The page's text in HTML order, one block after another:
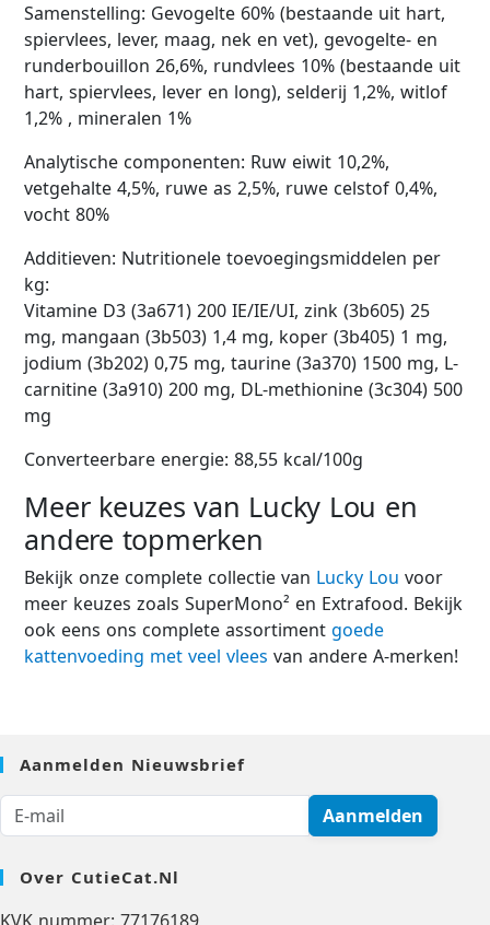
Samenstelling: Gevogelte 60% (bestaande uit hart,
spiervlees, lever, maag, nek en vet), gevogelte- en
runderbouillon 26,6%, rundvlees 10% (bestaande uit
hart, spiervlees, lever en long), selderij 1,2%, witlof
1,2% , mineralen 1%
Analytische componenten: Ruw eiwit 10,2%,
vetgehalte 4,5%, ruwe as 2,5%, ruwe celstof 0,4%,
vocht 80%
Additieven: Nutritionele toevoegingsmiddelen per
kg:
Vitamine D3 (3a671) 200 IE/IE/UI, zink (3b605) 25
mg, mangaan (3b503) 1,4 mg, koper (3b405) 1 mg,
jodium (3b202) 0,75 mg, taurine (3a370) 1500 mg, L-
carnitine (3a910) 200 mg, DL-methionine (3c304) 500
mg
Converteerbare energie: 88,55 kcal/100g
Meer keuzes van Lucky Lou en
andere topmerken
Bekijk onze complete collectie van Lucky Lou voor
meer keuzes zoals SuperMono² en Extrafood. Bekijk
ook eens ons complete assortimentgoede
kattenvoeding met veel vlees van andere A-merken!
Aanmelden Nieuwsbrief
Aanmelden
Over CutieCat.nl